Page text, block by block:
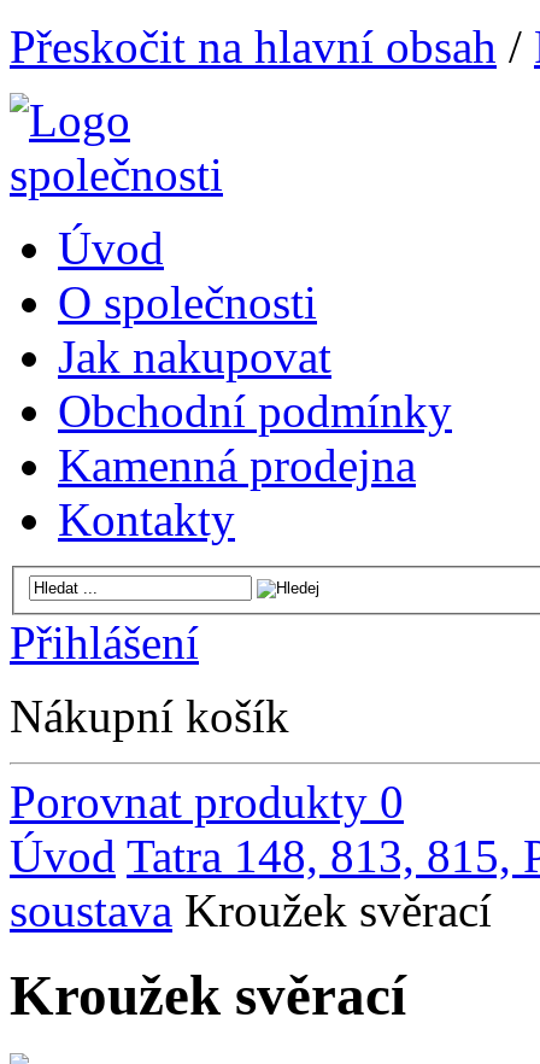
Přeskočit na hlavní obsah /
Úvod
O společnosti
Jak nakupovat
Obchodní podmínky
Kamenná prodejna
Kontakty
Přihlášení
Nákupní košík
Porovnat produkty 0
Úvod Tatra 148, 813, 815,
soustava Kroužek svěrací
Kroužek svěrací